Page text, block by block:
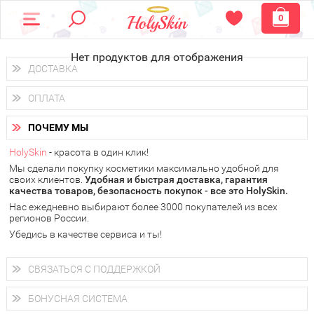
0
Нет продуктов для отображения
ДОСТАВКА
Доставка осуществляетсяпо всем городам России.
Вы можете выбрать доставку курьером, Почтой России или
получить заказ в пунктах выдачи PickPoint или пункте
самовывоза.
В 20 городах России доставка осуществляется ужена
следующий день.
у Вас всегда есть возможность получитьбесплатную
доставку от HolySkin.
подробнее об условиях доставки и оплаты в Вашем городе
ОПЛАТА
Вы можете оплатить свой заказ любым удобным способом:
наличными деньгами (
через интернет-банк (Альфа-банк, Сбербанк) и другими
электронными способами.
ПОЧЕМУ МЫ
HolySkin - красота в один клик!
Мы сделали покупку косметики максимально удобной для
своих клиентов. Удобная и быстрая доставка, гарантия
качества товаров, безопасность покупок - все это HolySkin.
Нас ежедневно выбирают более 3000 покупателей из всех
регионов России.
Убедись в качестве сервиса и ты!
СВЯЗАТЬСЯ С ПОДДЕРЖКОЙ
+7 (800) 707-24-55
Мы будем рады ответить на все Ваши вопросы по работе
магазина, проконсультировать по товарам, рассказать о
БОНУСНАЯ СИСТЕМА